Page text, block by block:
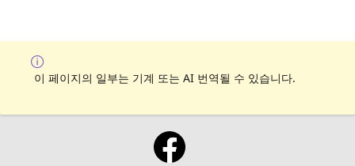
이 페이지의 일부는 기계 또는 AI 번역될 수 있습니다.